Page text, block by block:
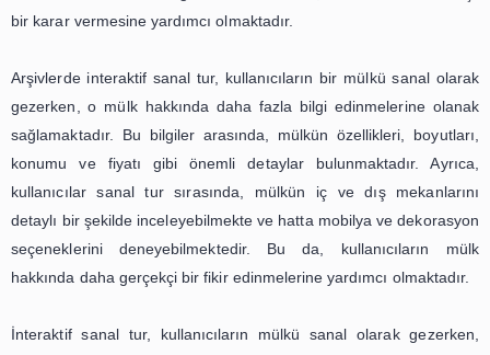
kullanıcılar, belgelerin tarihçesi ve önemi hakkında
eğitici bir kaynak haline gelir.
Sanal tur teknolojisi aynı zamanda arşivlerin daha
arşivlerin bulunduğu şehir veya ülkelerden uzakta olan
sanal tur sayesinde arşivleri ziyaret edebilirler. Bu da
daha fazla kişiye ulaşmasını ve önemli bilgilerin daha